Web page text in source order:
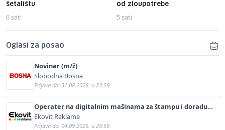
šetalištu
6 sati
od zloupotrebe
5 sati
Oglasi za posao
Novinar (m/ž)
Slobodna Bosna
Prijava do: 31.08.2026. u 23:59
Operater na digitalnim mašinama za štampu i doradu
(m/ž)
Ekovit Reklame
Prijava do: 04.09.2026. u 23:59